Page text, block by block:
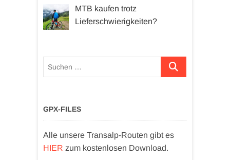
MTB kaufen trotz
Lieferschwierigkeiten?
Suchen …
GPX-FILES
Alle unsere Transalp-Routen gibt es
HIER zum kostenlosen Download.